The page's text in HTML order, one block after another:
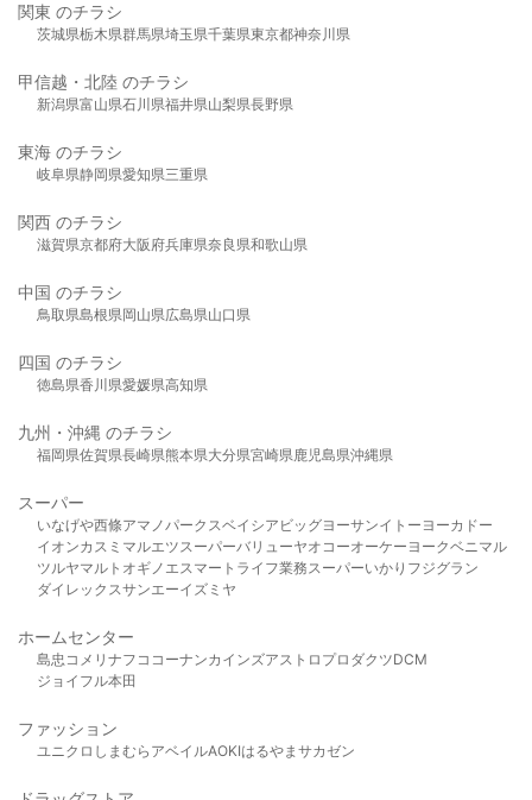
関東 のチラシ
茨城県栃木県群馬県埼玉県千葉県東京都神奈川県
甲信越・北陸 のチラシ
新潟県富山県石川県福井県山梨県長野県
東海 のチラシ
岐阜県静岡県愛知県三重県
関西 のチラシ
滋賀県京都府大阪府兵庫県奈良県和歌山県
中国 のチラシ
鳥取県島根県岡山県広島県山口県
四国 のチラシ
徳島県香川県愛媛県高知県
九州・沖縄 のチラシ
福岡県佐賀県長崎県熊本県大分県宮崎県鹿児島県沖縄県
スーパー
いなげや西條アマノパークスベイシア ビッグヨーサンイトーヨーカドー
イオンカスミ マルエツスーパーバリューヤオコーオーケー ヨークベニマル
ツルヤマルト オギノ エスマート ライフ業務スーパーいかり フジグラン
ダイレックスサンエーイズミヤ
ホームセンター
島忠 コメリ ナフコ コーナンカインズアストロプロダクツDCM
ジョイフル本田
ファッション
ユニクロ しまむら アベイルAOKIはるやま サカゼン